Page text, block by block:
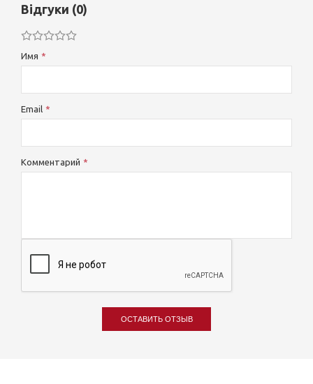
Відгуки (0)
Имя
Email
Комментарий
ОСТАВИТЬ ОТЗЫВ